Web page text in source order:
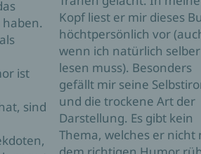
ist
sind
Kopf liest er mir dieses
höchtpersönlich vor
wenn ich natürlich selber
lesen muss). Besonders
gefällt mir seine
und die trockene Art der
Darstellung. Es gibt kein
Thema, welches er nicht